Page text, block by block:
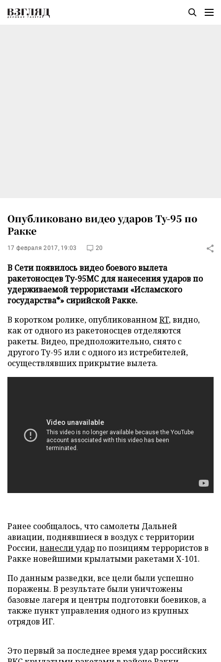
Опубликовано видео ударов Ту-95 по
Ракке
17 февраля 2017, 19:03 20
В Сети появилось видео боевого вылета
ракетоносцев Ту-95МС для нанесения ударов по
удерживаемой террористами «Исламского
государства*» сирийской Ракке.
В коротком ролике, опубликованномRT, видно,
как от одного из ракетоносцев отделяются
ракеты. Видео, предположительно, снято с
другого Ту-95 или с одного из истребителей,
осуществлявших прикрытие вылета.
Ранее сообщалось, что самолеты Дальней
авиации, поднявшиеся в воздух с территории
России,нанесли ударпо позициям террористов в
Ракке новейшими крылатыми ракетами Х-101.
По данным разведки, все цели были успешно
поражены. В результате были уничтожены
базовые лагеря и центры подготовки боевиков, а
также пункт управления одного из крупных
отрядов ИГ.
Это первый за последнее время удар российских